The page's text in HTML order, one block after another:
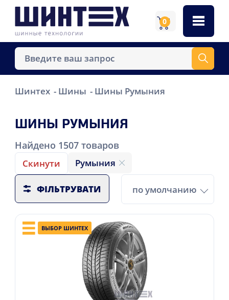
0
Шинтех Шины Шины Румыния
ШИНЫ РУМЫНИЯ
Найдено 1507товаров
Скинути Румыния
ФІЛЬТРУВАТИ по умолчанию
ВЫБОР ШИНТЕХ